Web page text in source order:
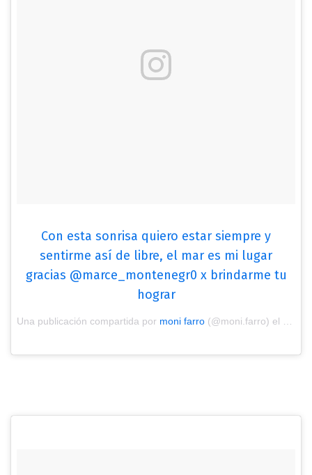
Con esta sonrisa quiero estar siempre y
sentirme así de libre, el mar es mi lugar
gracias @marce_montenegr0 x brindarme tu
hograr
Una publicación compartida por moni farro (@moni.farro) el